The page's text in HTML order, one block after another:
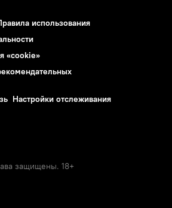
использования
«cookie»
Настройки отслеживания
защищены. 18+